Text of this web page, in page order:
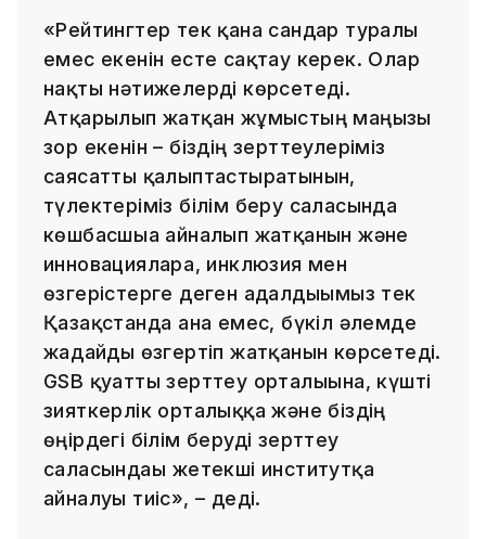
«Рейтингтер тек қана сандар туралы
емес екенін есте сақтау керек. Олар
нақты нәтижелерді көрсетеді.
Атқарылып жатқан жұмыстың маңызы
зор екенін – біздің зерттеулеріміз
саясатты қалыптастыратынын,
түлектеріміз білім беру саласында
көшбасшыға айналып жатқанын және
инновацияларға, инклюзия мен
өзгерістерге деген адалдығымыз тек
Қазақстанда ғана емес, бүкіл әлемде
жағдайды өзгертіп жатқанын көрсетеді.
GSB қуатты зерттеу орталығына, күшті
зияткерлік орталыққа және біздің
өңірдегі білім беруді зерттеу
саласындағы жетекші институтқа
айналуы тиіс», – деді.